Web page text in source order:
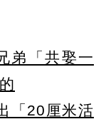
弟「共娶一
「20厘米活